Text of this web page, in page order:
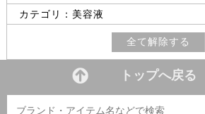
カテゴリ：美容液
全て解除する
トップへ戻る